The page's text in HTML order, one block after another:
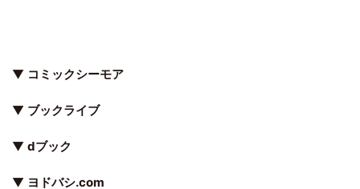
▼ コミックシーモア
▼ ブックライブ
▼ dブック
▼ ヨドバシ.com